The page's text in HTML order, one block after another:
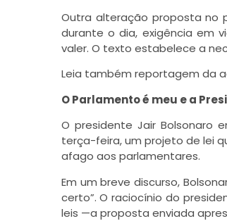
Outra alteração proposta no
durante o dia, exigência em
valer. O texto estabelece a
Leia também reportagem da
O Parlamento é meu e a
O presidente Jair Bolsonaro
terça-feira, um projeto de lei
afago aos parlamentares.
Em um breve discurso,
certo”. O raciocínio do
leis —a proposta enviada